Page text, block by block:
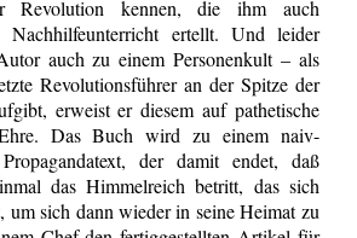
Revolution kennen, die ihm auch
Nachhilfeunterricht ertellt. Und leider
auch zu einem Personenkult – als
Revolutionsführer an der Spitze der
erweist er diesem auf pathetische
Das Buch wird zu einem naiv-
der damit endet, daß
das Himmelreich betritt, das sich
um sich dann wieder in seine Heimat zu